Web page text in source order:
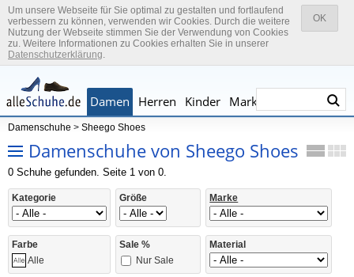
OK
Um unsere Webseite für Sie optimal zu gestalten und fortlaufend
verbessern zu können, verwenden wir Cookies. Durch die weitere
Nutzung der Webseite stimmen Sie der Verwendung von Cookies
zu. Weitere Informationen zu Cookies erhalten Sie in unserer
Datenschutzerklärung.
Damen Herren Kinder Marken
Damenschuhe > Sheego Shoes
Damenschuhe von Sheego Shoes
0 Schuhe gefunden. Seite 1 von 0.
Kategorie Größe Marke
Farbe
Alle
Sale %
Nur Sale
Material